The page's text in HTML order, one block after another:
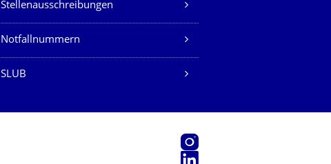
Stellenausschreibungen
Notfallnummern
SLUB
Instagram
LinkedIn